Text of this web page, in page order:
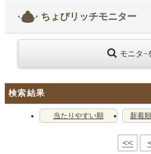
ちょびリッチモニター
モニタ−
検索結果
当たりやすい順 新着順
<<